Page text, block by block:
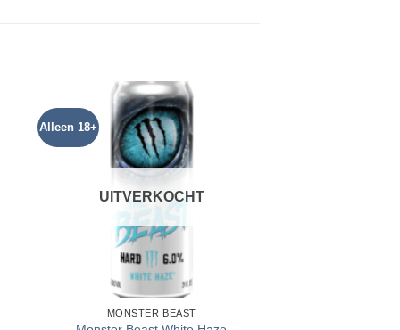
Alleen 18+
UITVERKOCHT
MONSTER BEAST